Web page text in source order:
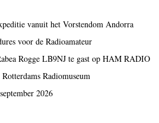
vanuit het Vorstendom Andorra
voor de Radioamateur
Rogge LB9NJ te gast op HAM RADIO
Radiomuseum
2026